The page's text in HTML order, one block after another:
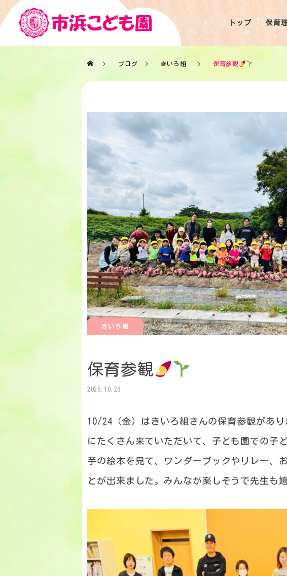
トップ 保育
ブログ きいろ組 保育参観
きいろ組
保育参観
2025.10.28
10/24（金）はきいろ組さんの保育参観があり
にたくさん来ていただいて、子ども園での子
芋の絵本を見て、ワンダーブックやリレー、
とが出来ました。みんなが楽しそうで先生も